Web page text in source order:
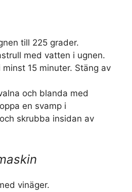
till 225 grader.
med vatten i ugnen.
15 minuter. Stäng av
och blanda med
en svamp i
skrubba insidan av
vinäger.